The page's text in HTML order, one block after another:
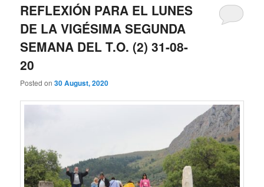
REFLEXIÓN PARA EL LUNES
DE LA VIGÉSIMA SEGUNDA
SEMANA DEL T.O. (2) 31-08-
20
Posted on30 August, 2020